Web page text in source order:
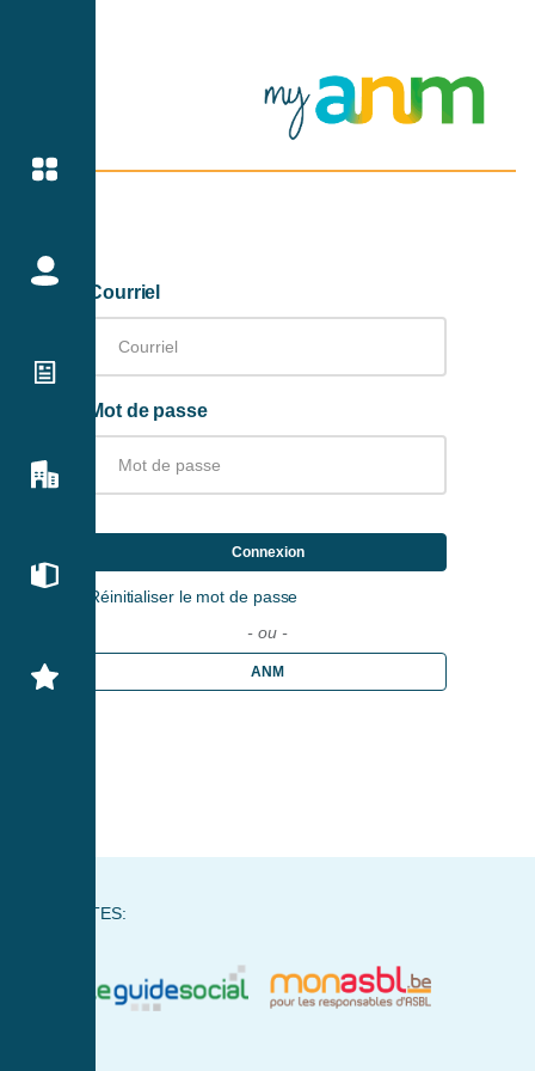
Courriel
Mot de passe
Connexion
Réinitialiser le mot de passe
- ou -
ANM
NOS SITES: